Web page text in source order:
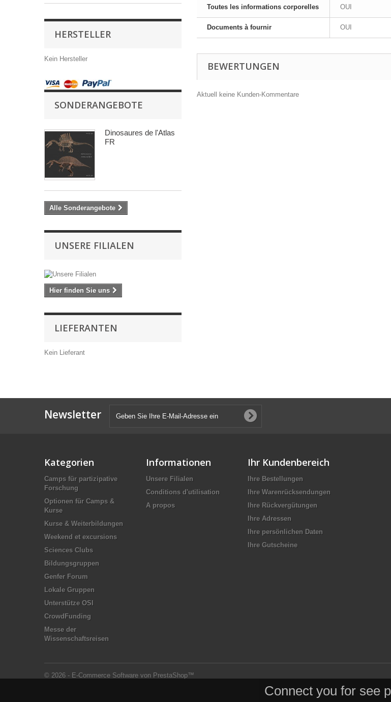
Connect you for see
HERSTELLER
Kein Hersteller
SONDERANGEBOTE
Dinosaures de l'Atlas
FR
Alle Sonderangebote
UNSERE FILIALEN
Hier finden Sie uns
LIEFERANTEN
Kein Lieferant
Toutes les informations corporelles OUI
Documents à fournir OUI
BEWERTUNGEN
Aktuell keine Kunden-Kommentare
Newsletter
Kategorien
Camps für partizipative
Forschung
Optionen für Camps &
Kurse
Kurse & Weiterbildungen
Weekend et excursions
Sciences Clubs
Bildungsgruppen
Genfer Forum
Lokale Gruppen
Unterstütze OSI
CrowdFunding
Messe der
Wissenschaftsreisen
Informationen
Unsere Filialen
Conditions d'utilisation
A propos
© 2026 - E-Commerce Software von PrestaShop™
Ihr Kundenbereich
Ihre Bestellungen
Ihre Warenrücksendungen
Ihre Rückvergütungen
Ihre Adressen
Ihre persönlichen Daten
Ihre Gutscheine